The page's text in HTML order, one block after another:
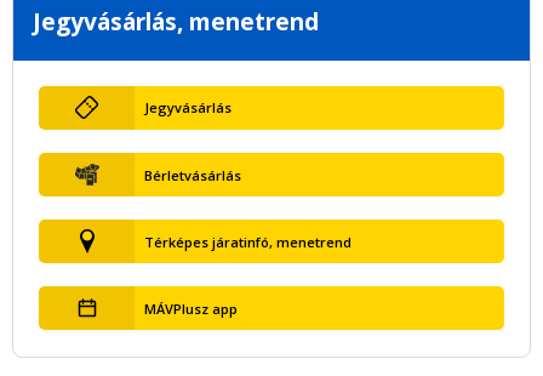
Jegyvásárlás, menetrend
Jegyvásárlás
Bérletvásárlás
Térképes járatinfó, menetrend
MÁVPlusz app